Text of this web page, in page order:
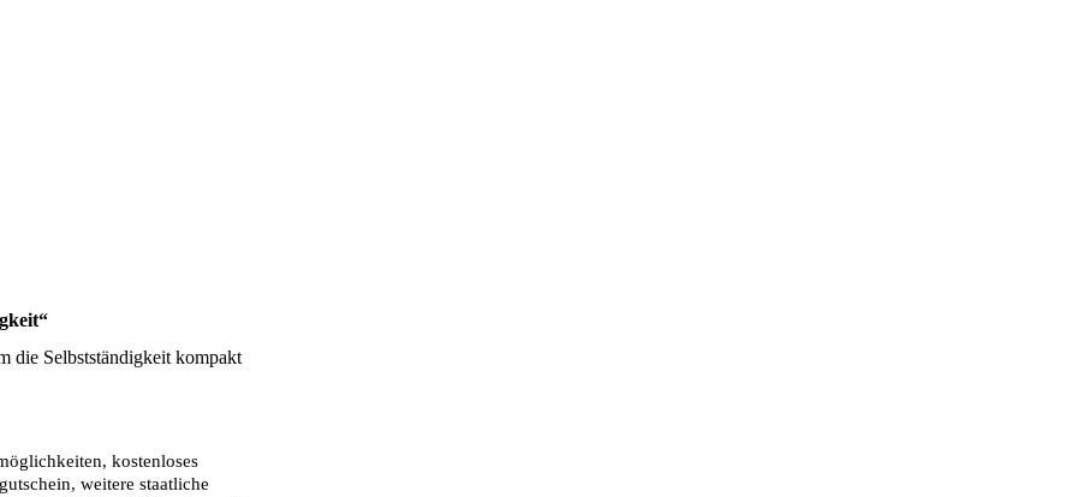
die Selbstständigkeit kompakt
kostenloses
weitere staatliche